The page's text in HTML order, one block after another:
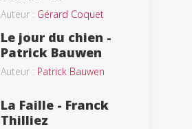
Auteur : Gérard Coquet
Le jour du chien -
Patrick Bauwen
Auteur : Patrick Bauwen
La Faille - Franck
Thilliez